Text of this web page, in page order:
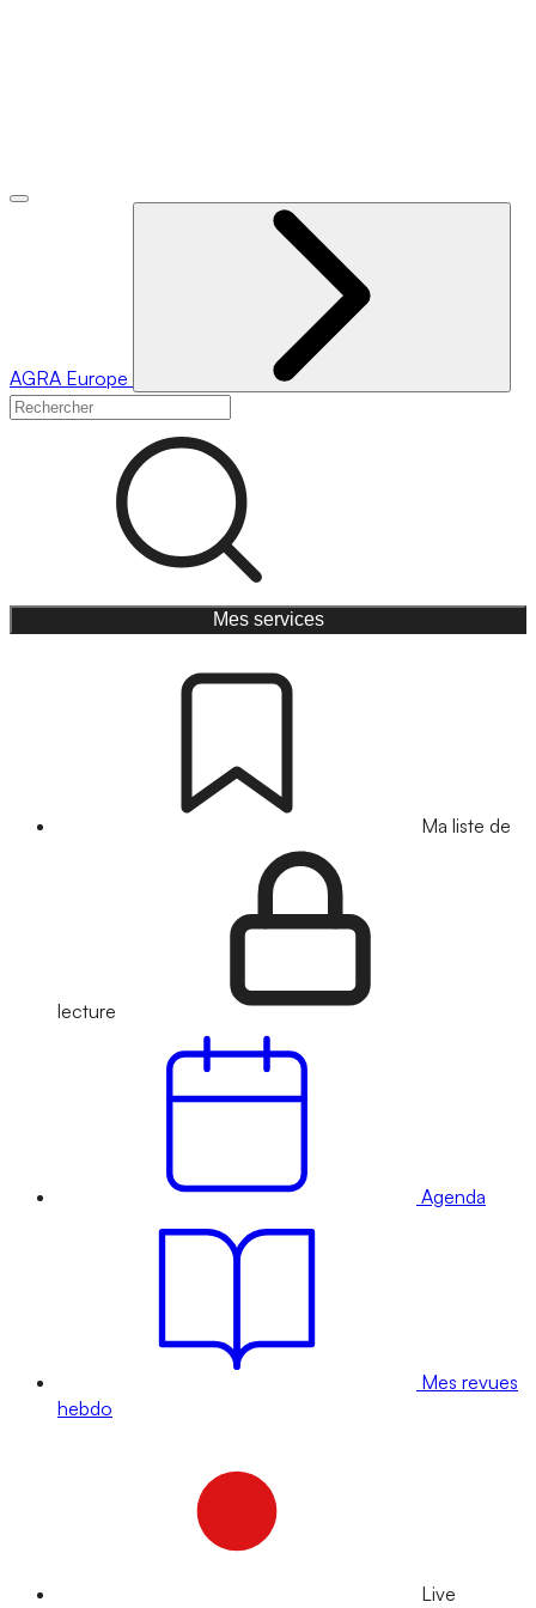
AGRA Europe
Mes services
Ma liste de
lecture
Agenda
Mes revues
hebdo
Live